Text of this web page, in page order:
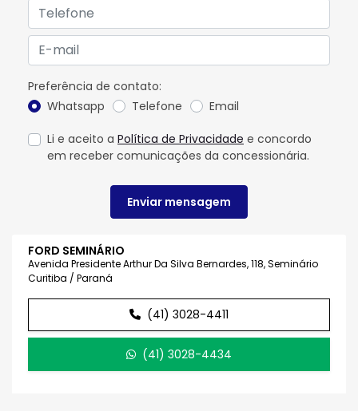
FORD SEMINÁRIO
Avenida Presidente Arthur Da Silva Bernardes, 118, Seminário
Curitiba / Paraná
(41) 3028-4411
(41) 3028-4434
Preferência de contato:
Whatsapp
Telefone Email
Li e aceito a Política de Privacidade e concordo
em receber comunicações da concessionária.
Enviar mensagem